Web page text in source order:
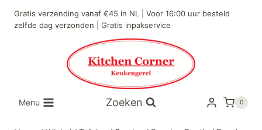
naar
Gratis verzending vanaf €45 in NL | Voor 16:00 uur besteld
zelfde dag verzonden | Gratis inpakservice
Menu Zoeken 0